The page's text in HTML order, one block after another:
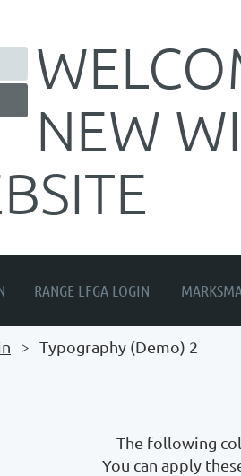
NEW
RANGE LFGA LOGIN
Typography (Demo) 2
The following
You can apply